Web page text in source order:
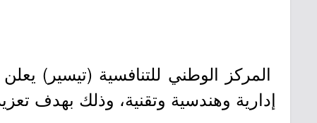
المركز الوطني للتنافسية
إدارية وهندسية وتقنية، وذلك بهدف